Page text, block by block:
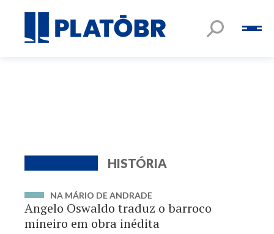
HISTÓRIA
NA MÁRIO DE ANDRADE
Angelo Oswaldo traduz o barroco
mineiro em obra inédita